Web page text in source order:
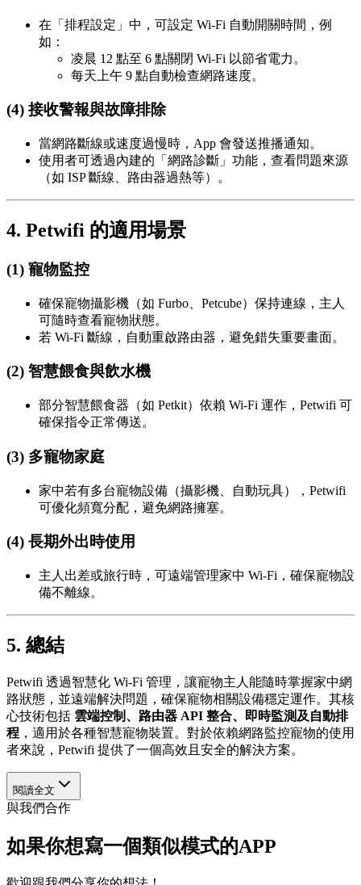
在「排程設定」中，可設定 Wi-Fi 自動開關時間，例
如：
凌晨 12 點至 6 點關閉 Wi-Fi 以節省電力。
每天上午 9 點自動檢查網路速度。
(4) 接收警報與故障排除
當網路斷線或速度過慢時，App 會發送推播通知。
使用者可透過內建的「網路診斷」功能，查看問題來源
（如 ISP 斷線、路由器過熱等）。
4. Petwifi 的適用場景
(1) 寵物監控
確保寵物攝影機（如 Furbo、Petcube）保持連線，主人
可隨時查看寵物狀態。
若 Wi-Fi 斷線，自動重啟路由器，避免錯失重要畫面。
(2) 智慧餵食與飲水機
部分智慧餵食器（如 Petkit）依賴 Wi-Fi 運作，Petwifi 可
確保指令正常傳送。
(3) 多寵物家庭
家中若有多台寵物設備（攝影機、自動玩具），Petwifi
可優化頻寬分配，避免網路擁塞。
(4) 長期外出時使用
主人出差或旅行時，可遠端管理家中 Wi-Fi，確保寵物設
備不離線。
5. 總結
Petwifi 透過智慧化 Wi-Fi 管理，讓寵物主人能隨時掌握家中網
路狀態，並遠端解決問題，確保寵物相關設備穩定運作。其核
心技術包括 雲端控制、路由器 API 整合、即時監測及自動排
程 ，適用於各種智慧寵物裝置。對於依賴網路監控寵物的使用
者來說，Petwifi 提供了一個高效且安全的解決方案。
閱讀全文
與我們合作
如果你想寫一個類似模式的APP